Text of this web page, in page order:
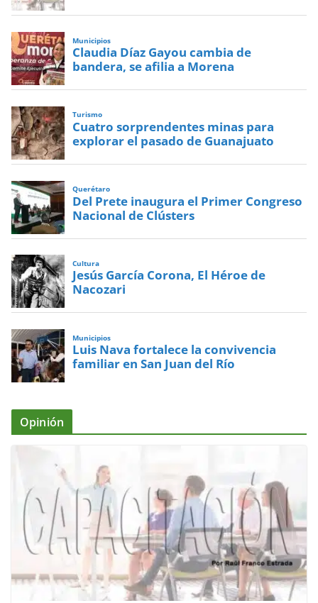
Municipios
Claudia Díaz Gayou cambia de
bandera, se afilia a Morena
Turismo
Cuatro sorprendentes minas para
explorar el pasado de Guanajuato
Querétaro
Del Prete inaugura el Primer Congreso
Nacional de Clústers
Cultura
Jesús García Corona, El Héroe de
Nacozari
Municipios
Luis Nava fortalece la convivencia
familiar en San Juan del Río
Opinión